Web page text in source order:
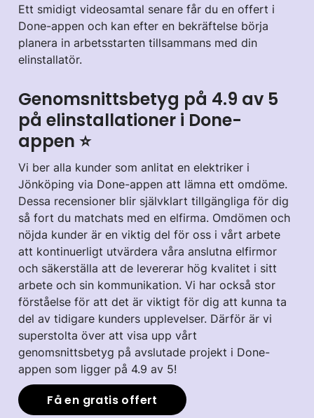
Ett smidigt videosamtal senare får du en offert i
Done-appen och kan efter en bekräftelse börja
planera in arbetsstarten tillsammans med din
elinstallatör.
Genomsnittsbetyg på 4.9 av 5
på elinstallationer i Done-
appen ⭐️
Vi ber alla kunder som anlitat en elektriker i
Jönköping via Done-appen att lämna ett omdöme.
Dessa recensioner blir självklart tillgängliga för dig
så fort du matchats med en elfirma. Omdömen och
nöjda kunder är en viktig del för oss i vårt arbete
att kontinuerligt utvärdera våra anslutna elfirmor
och säkerställa att de levererar hög kvalitet i sitt
arbete och sin kommunikation. Vi har också stor
förståelse för att det är viktigt för dig att kunna ta
del av tidigare kunders upplevelser. Därför är vi
superstolta över att visa upp vårt
genomsnittsbetyg på avslutade projekt i Done-
appen som ligger på 4.9 av 5!
Få en gratis offert